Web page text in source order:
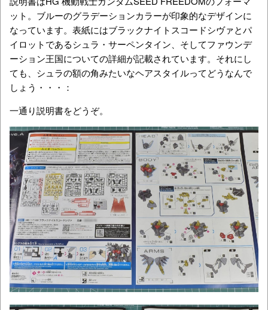
ット。ブルーのグラデーションカラーが印象的なデザインに
なっています。表紙にはブラックナイトスコードシヴァとパ
イロットであるシュラ・サーペンタイン、そしてファウンデ
ーション王国についての詳細が記載されています。それにし
ても、シュラの額の角みたいなヘアスタイルってどうなんで
しょう・・・：
一通り説明書をどうぞ。